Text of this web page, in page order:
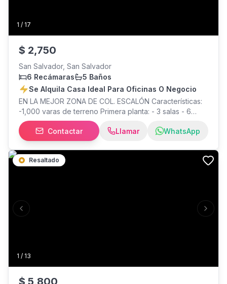
1 / 17
$ 2,750
San Salvador, San Salvador
6 Recámaras
5 Baños
Se Alquila Casa Ideal Para Oficinas O Negocio
EN LA MEJOR ZONA DE COL. ESCALÓN Características:
-1,000 varas de terreno Primera planta: - 3 salas - 6
áreas (habitaciones) - 5 baños - Desayunador - Área de
servicio completa - Patio tendedero - Jardín - Amplio
patio trasero - Parqueo 6 vehículos - Cisterna Segunda
planta: - 2 habitaciones - 1 baño Precio alquiler: $2,750
Contactar Llamar WhatsApp
1 / 13
Previous slide Next
Resaltado
$ 5,800